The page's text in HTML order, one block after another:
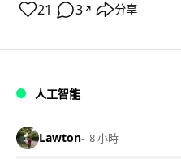
21 3 ↗ 分享
人工智能
Lawton 8 小時